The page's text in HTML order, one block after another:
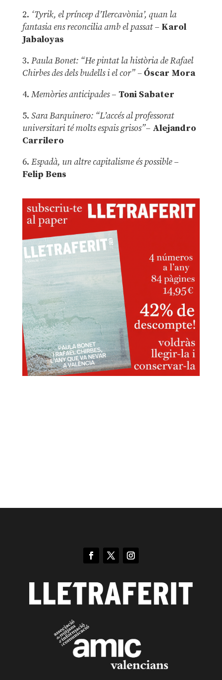
2. ‘Tyrik, el príncep d’Ilercavònia’, quan la
fantasia ens reconcilia amb el passat– Karol
Jabaloyas
3. Paula Bonet: “He pintat la història de Rafael
Chirbes des dels budells i el cor” –Óscar Mora
4. Memòries anticipades– Toni Sabater
5. Sara Barquinero: “L’accés al professorat
universitari té molts espais grisos”– Alejandro
Carrilero
6. Espadà, un altre capitalisme és possible –
Felip Bens